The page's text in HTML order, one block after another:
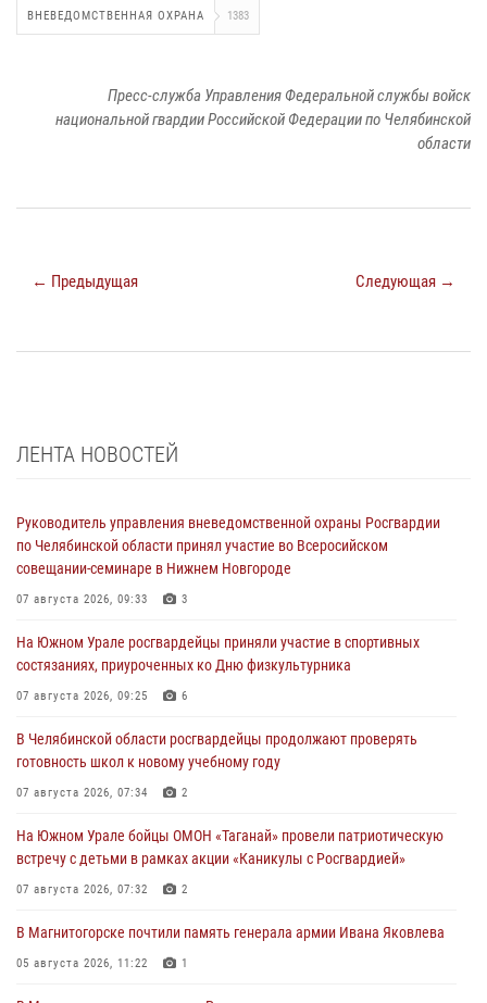
ВНЕВЕДОМСТВЕННАЯ ОХРАНА 1383
Пресс-служба Управления Федеральной службы войск
национальной гвардии Российской Федерации по Челябинской
области
← Предыдущая Следующая →
ЛЕНТА НОВОСТЕЙ
Руководитель управления вневедомственной охраны Росгвардии
по Челябинской области принял участие во Всеросийском
совещании-семинаре в Нижнем Новгороде
07 августа 2026, 09:33 3
На Южном Урале росгвардейцы приняли участие в спортивных
состязаниях, приуроченных ко Дню физкультурника
07 августа 2026, 09:25 6
В Челябинской области росгвардейцы продолжают проверять
готовность школ к новому учебному году
07 августа 2026, 07:34 2
На Южном Урале бойцы ОМОН «Таганай» провели патриотическую
встречу с детьми в рамках акции «Каникулы с Росгвардией»
07 августа 2026, 07:32 2
В Магнитогорске почтили память генерала армии Ивана Яковлева
05 августа 2026, 11:22 1